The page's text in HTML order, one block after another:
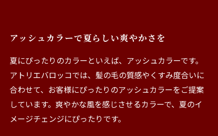
アッシュカラーで夏らしい爽やかさを
夏にぴったりのカラーといえば、アッシュカラーです。
アトリエバロッコでは、髪の毛の質感やくすみ度合いに
合わせて、お客様にぴったりのアッシュカラーをご提案
しています。爽やかな風を感じさせるカラーで、夏のイ
メージチェンジにぴったりです。